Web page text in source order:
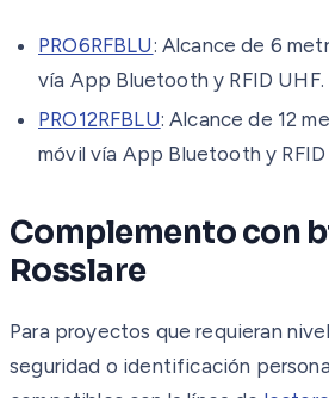
PRO6RFBLU: Alcance de 6
vía App Bluetooth y RFID UHF.
PRO12RFBLU: Alcance de 12
móvil vía App Bluetooth y RFID
Complemento con
Rosslare
Para proyectos que requieran
seguridad o identificación